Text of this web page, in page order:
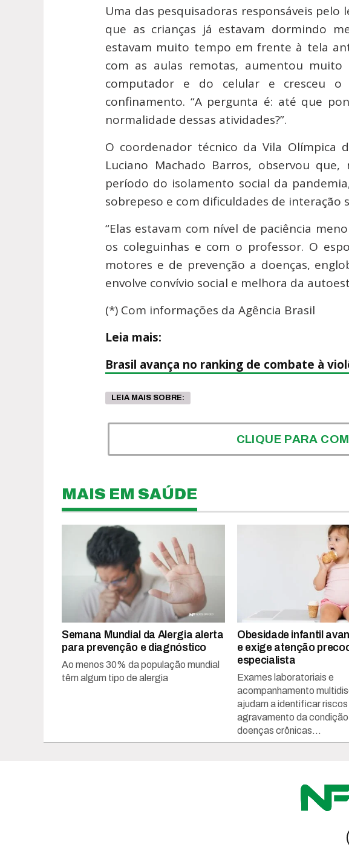
Uma das pesquisadoras responsáveis pelo
que as crianças já estavam dormindo
estavam muito tempo em frente à tela
com as aulas remotas, aumentou
computador e do celular e cresceu o
confinamento. “A pergunta é: até que
normalidade dessas atividades?”.
O coordenador técnico da Vila Olímpica
Luciano Machado Barros, observou
período do isolamento social da
sobrepeso e com dificuldades de interação
“Elas estavam com nível de paciência
os coleguinhas e com o professor. O
motores e de prevenção a doenças,
envolve convívio social e melhora da
(*) Com informações da Agência Brasil
Leia mais:
Brasil avança no ranking de combate à
LEIA MAIS SOBRE:
CLIQUE PARA
MAIS EM SAÚDE
Semana Mundial da Alergia alerta
para prevenção e diagnóstico
Ao menos 30% da população mundial
têm algum tipo de alergia
Obesidade infantil
e exige atenção
especialista
Exames laboratoriais e
acompanhamento
ajudam a identificar
agravamento da condição
doenças crônicas...